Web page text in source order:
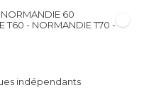
60
- NORMANDIE T70 -
indépendants